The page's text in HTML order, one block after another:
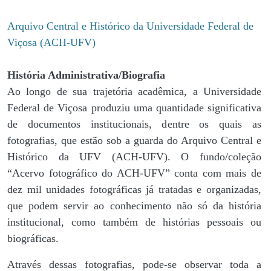
Arquivo Central e Histórico da Universidade Federal de
Viçosa (ACH-UFV)
História Administrativa/Biografia
Ao longo de sua trajetória acadêmica, a Universidade
Federal de Viçosa produziu uma quantidade significativa
de documentos institucionais, dentre os quais as
fotografias, que estão sob a guarda do Arquivo Central e
Histórico da UFV (ACH-UFV). O fundo/coleção
“Acervo fotográfico do ACH-UFV” conta com mais de
dez mil unidades fotográficas já tratadas e organizadas,
que podem servir ao conhecimento não só da história
institucional, como também de histórias pessoais ou
biográficas.
Através dessas fotografias, pode-se observar toda a